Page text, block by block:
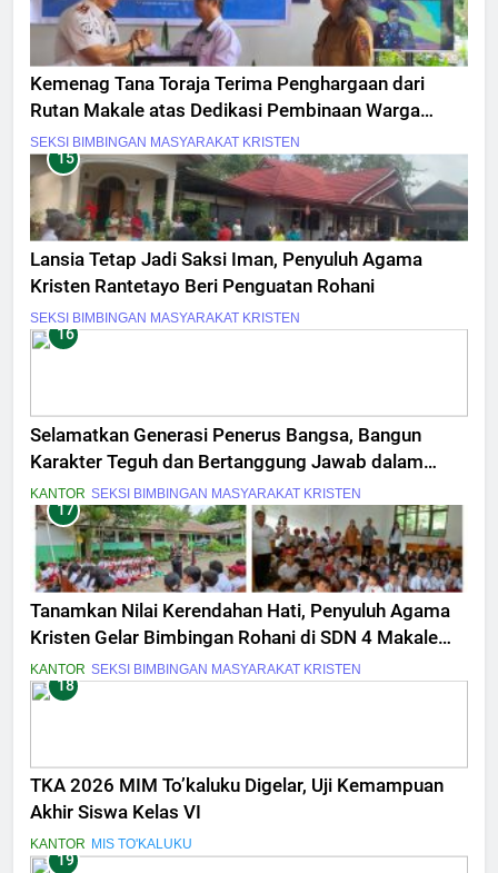
Kemenag Tana Toraja Terima Penghargaan dari
Rutan Makale atas Dedikasi Pembinaan Warga
Binaan
SEKSI BIMBINGAN MASYARAKAT KRISTEN
15
Lansia Tetap Jadi Saksi Iman, Penyuluh Agama
Kristen Rantetayo Beri Penguatan Rohani
SEKSI BIMBINGAN MASYARAKAT KRISTEN
16
Selamatkan Generasi Penerus Bangsa, Bangun
Karakter Teguh dan Bertanggung Jawab dalam
Masa Muda
KANTOR SEKSI BIMBINGAN MASYARAKAT KRISTEN
17
Tanamkan Nilai Kerendahan Hati, Penyuluh Agama
Kristen Gelar Bimbingan Rohani di SDN 4 Makale
Utara
KANTOR SEKSI BIMBINGAN MASYARAKAT KRISTEN
18
TKA 2026 MIM To’kaluku Digelar, Uji Kemampuan
Akhir Siswa Kelas VI
KANTOR MIS TO'KALUKU
19